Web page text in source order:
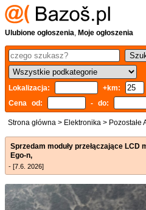
Ulubione ogłoszenia, Moje ogłoszenia
Lokalizacja:
+km:
Cena od:
- do:
Strona główna > Elektronika > Pozostałe
Sprzedam moduły przełączające LCD
Ego-n,
- [7.6. 2026]